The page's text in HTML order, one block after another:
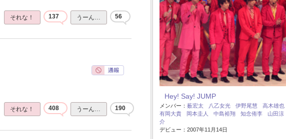
それな！ 137 うーん… 56
それな！ 408 うーん… 190
Hey! Say! JUMP
メンバー： 薮宏太 八乙女光 伊野尾慧
高木雄也
有岡大貴
岡本圭人 中島裕翔 知念侑李
山田涼
介
デビュー：2007年11月14日